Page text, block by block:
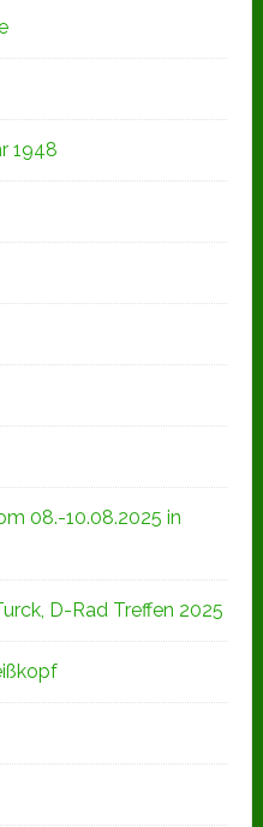
1948
08.-10.08.2025 in
D-Rad Treffen 2025